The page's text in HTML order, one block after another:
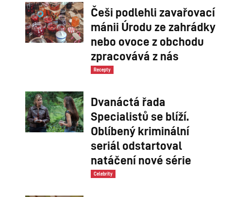
Češi podlehli zavařovací
mánii Úrodu ze zahrádky
nebo ovoce z obchodu
zpracovává z nás
Recepty
Dvanáctá řada
Specialistů se blíží.
Oblíbený kriminální
seriál odstartoval
natáčení nové série
Celebrity